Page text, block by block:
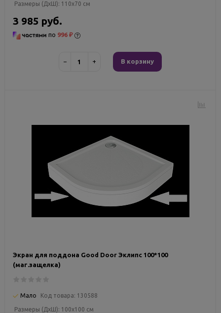
Размеры (ДxШ): 110x70 см
3 985 руб.
по 996 ₽
− + В корзину
Экран для поддона Good Door Эклипс 100*100
(маг.защелка)
Мало Код товара: 130588
Размеры (ДxШ): 100x100 см